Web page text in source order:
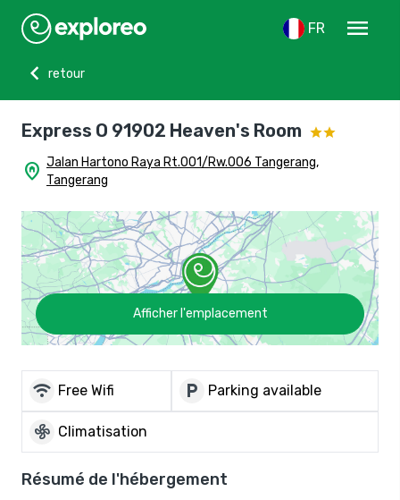
FR
menu
chevron_left
retour
Express O 91902 Heaven's Room
home_pin Jalan Hartono Raya Rt.001/Rw.006 Tangerang,
Tangerang
Afficher l'emplacement
wifi Free Wifi local_parking Parking available
mode_fan Climatisation
Résumé de l'hébergement